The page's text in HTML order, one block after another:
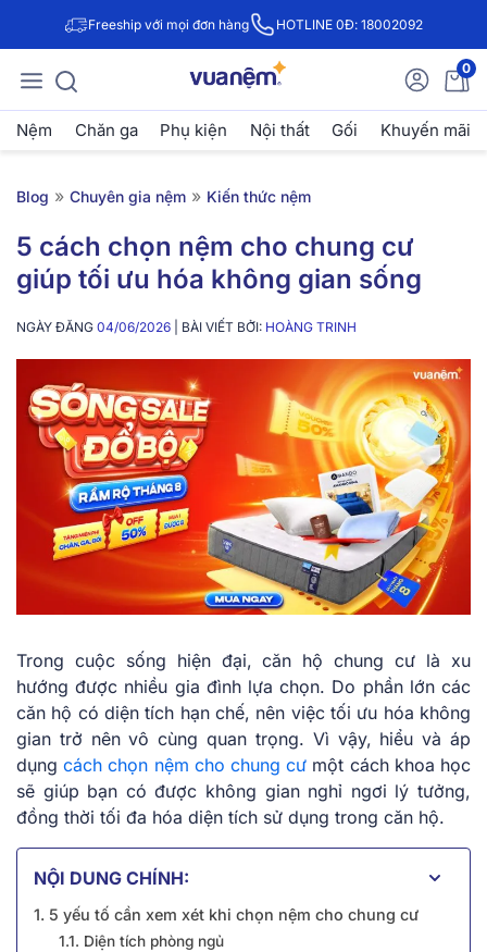
Freeship với mọi đơn hàng HOTLINE 0Đ: 18002092
0
Nệm Chăn ga Phụ kiện Nội thất Gối Khuyến mãi
Blog » Chuyên gia nệm » Kiến thức nệm
5 cách chọn nệm cho chung cư
giúp tối ưu hóa không gian sống
NGÀY ĐĂNG 04/06/2026 | BÀI VIẾT BỞI: HOÀNG TRINH
Trong cuộc sống hiện đại, căn hộ chung cư là xu
hướng được nhiều gia đình lựa chọn. Do phần lớn các
căn hộ có diện tích hạn chế, nên việc tối ưu hóa không
gian trở nên vô cùng quan trọng. Vì vậy, hiểu và áp
dụngcách chọn nệm cho chung cư một cách khoa học
sẽ giúp bạn có được không gian nghỉ ngơi lý tưởng,
đồng thời tối đa hóa diện tích sử dụng trong căn hộ.
NỘI DUNG CHÍNH:
1. 5 yếu tố cần xem xét khi chọn nệm cho chung cư
1.1. Diện tích phòng ngủ